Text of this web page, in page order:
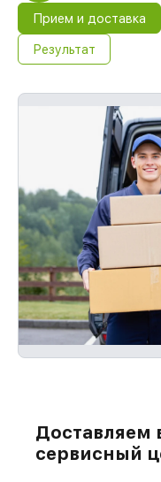
Прием и доставка
Результат
Доставляем
сервисный